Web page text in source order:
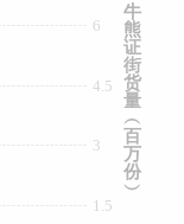
1.5
3
4.5
6
牛
熊
证
街
货
量
︵
百
万
份
︶